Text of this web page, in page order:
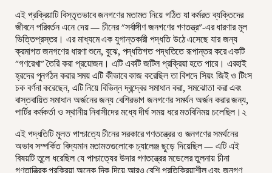
এই প্রক্রিয়াটি বিস্তৃতভাবে জনগণের মতামত নিয়ে গঠিত যা কর্মরত ব্যক্তিদের
জীবনে পরিবর্তন এনে দেয় — চীনের "সর্বাঙ্গীণ জনগণের গণতন্ত্র"-এর ধারণার মূল
ভিত্তিপ্রস্তর। এর মাধ্যমে এক যুগান্তকারী পদ্ধতি উঠে এসেছে যার জন্য
ক্রমাগত জনগণের ধারণা শুনে, বুঝে, পদ্ধতিগত পদ্ধতিতে রূপান্তর করে একটি
"গণরেখা" তৈরি করা প্রয়োজন। এটি একটি জটিল প্রক্রিয়া হতে পারে। এরহাই
হ্রদের পুনর্গঠন করার সময় এটি কীভাবে কাজ করেছিল তা বিশদে সিয়ং জিই ও টিংস
চক বর্ণনা করেছেন, এটি নিয়ে বিভিন্ন দ্বন্দ্বের সমাধান করা, সমঝোতা করা এবং
বাস্তবায়িত সমাধান অর্জনের জন্য বেশিরভাগ জনগণের সমর্থন অর্জন করার জন্য,
পার্টির কর্মকর্তা ও স্থানীয় নিবাসীদের মধ্যে দীর্ঘ সময় ধরে মতবিনিময় চলেছিল।২
এই পদ্ধতিটি মূলত পাশ্চাত্যে চীনের সরকারে গণতন্ত্রের ও জনগণের সমর্থনের
অভাব সম্পর্কিত বিদ্যমান মতামতগুলোকে চ্যালেঞ্জ ছুড়ে দিয়েছিল — এটি এই
বিষয়টি তুলে ধরেছিল যে পাশ্চাত্যের উদার গণতন্ত্রের মডেলের তুলনায় চীনা
গণতান্ত্রিক প্রক্রিয়া অনেক দিক দিয়ে আরও বেশি প্রতিক্রিয়াশীল এবং জনগণ